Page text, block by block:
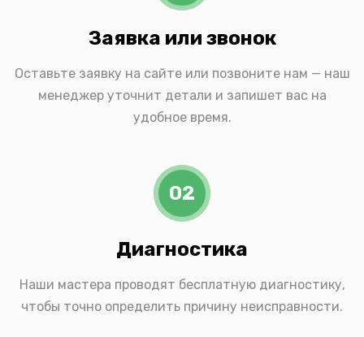
Заявка или звонок
Оставьте заявку на сайте или позвоните нам — наш
менеджер уточнит детали и запишет вас на
удобное время.
02
Диагностика
Наши мастера проводят бесплатную диагностику,
чтобы точно определить причину неисправности.